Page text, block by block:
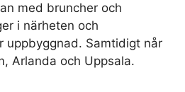
med bruncher och
i närheten och
uppbyggnad. Samtidigt når
Arlanda och Uppsala.